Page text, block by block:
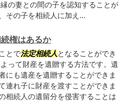
の妻との間の子を認知することが
その子を相続人に加え...
権はあるか
とで法定相続人 となることができ
って財産を遺贈する方法です。遺
にも遺産を遺贈することができま
連れ子に財産を渡すことができま
相続人の遺留分を侵害することは